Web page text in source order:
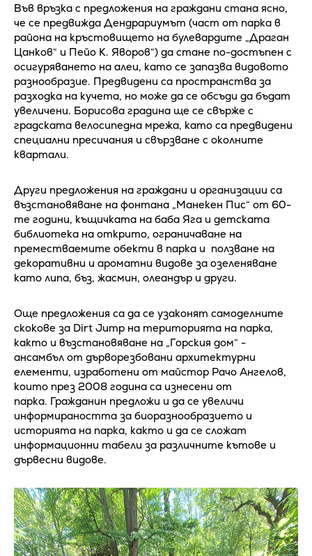
Във връзка с предложения на граждани стана ясно,
че се предвижда Дендрариумът (част от парка в
района на кръстовището на булевардите „Драган
Цанков“ и Пейо К. Яворов“) да стане по-достъпен с
осигуряването на алеи, като се запазва видовото
разнообразие. Предвидени са пространства за
разходка на кучета, но може да се обсъди да бъдат
увеличени. Борисова градина ще се свърже с
градската велосипедна мрежа, като са предвидени
специални пресичания и свързване с околните
квартали.
Други предложения на граждани и организации са
възстановяване на фонтана „Манекен Пис“ от 60-
те години, къщичката на баба Яга и детската
библиотека на открито, ограничаване на
преместваемите обекти в парка и ползване на
декоративни и ароматни видове за озеленяване
като липа, бъз, жасмин, олеандър и други.
Още предложения са да се узаконят самоделните
скокове за Dirt Jump на територията на парка,
както и възстановяване на „Горския дом“ -
ансамбъл от дърворезбовани архитектурни
елементи, изработени от майстор Рачо Ангелов,
които през 2008 година са изнесени от
парка. Гражданин предложи и да се увеличи
информираността за биоразнообразието и
историята на парка, както и да се сложат
информационни табели за различните кътове и
дървесни видове.